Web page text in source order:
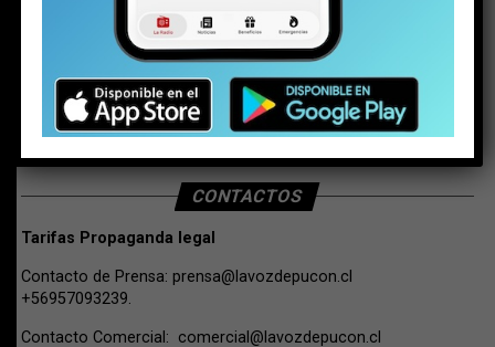
BUSCAR
CONTACTOS
Tarifas Propaganda legal
Contacto de Prensa: prensa@lavozdepucon.cl
+56957093239.
Contacto Comercial: comercial@lavozdepucon.cl